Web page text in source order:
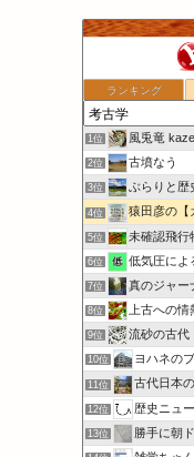
ランキング
1位 風兎竜
2位 古墳なう
3位 ぶらりと歴
4位 猿田彦の【
5位 未確認飛行
6位 低気圧によ
7位 真のジャー
8位 上古への情
9位 流砂の古代
10位 ヨハネの
11位 古代日本
12位 歴史ニュ
13位 勝手に朝ド